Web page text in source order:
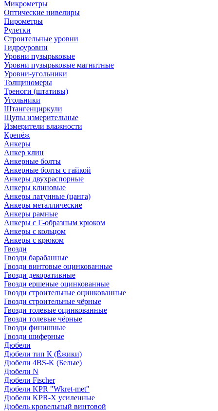
Микрометры
Оптические нивелиры
Пирометры
Рулетки
Строительные уровни
Гидроуровни
Уровни пузырьковые
Уровни пузырьковые магнитные
Уровни-угольники
Толщиномеры
Треноги (штативы)
Угольники
Штангенциркули
Щупы измерительные
Измерители влажности
Крепёж
Анкеры
Анкер клин
Анкерные болты
Анкерные болты с гайкой
Анкеры двухраспорные
Анкеры клиновые
Анкеры латунные (цанга)
Анкеры металлические
Анкеры рамные
Анкеры с Г-образным крюком
Анкеры с кольцом
Анкеры с крюком
Гвозди
Гвозди барабанные
Гвозди винтовые оцинкованные
Гвозди декоративные
Гвозди ершеные оцинкованные
Гвозди строительные оцинкованные
Гвозди строительные чёрные
Гвозди толевые оцинкованные
Гвозди толевые чёрные
Гвозди финишные
Гвозди шиферные
Дюбели
Дюбели тип К (Ёжики)
Дюбели 4BS-K (Белые)
Дюбели N
Дюбели Fischer
Дюбели KPR "Wkret-met"
Дюбели KPR-Х усиленные
Дюбель кровельный винтовой